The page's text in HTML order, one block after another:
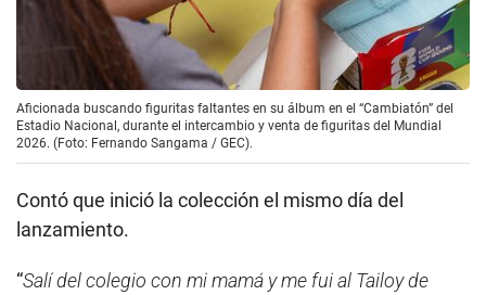
Aficionada buscando figuritas faltantes en su álbum en el “Cambiatón” del
Estadio Nacional, durante el intercambio y venta de figuritas del Mundial
2026. (Foto: Fernando Sangama / GEC).
Contó que inició la colección el mismo día del
lanzamiento.
“Salí del colegio con mi mamá y me fui al Tailoy de